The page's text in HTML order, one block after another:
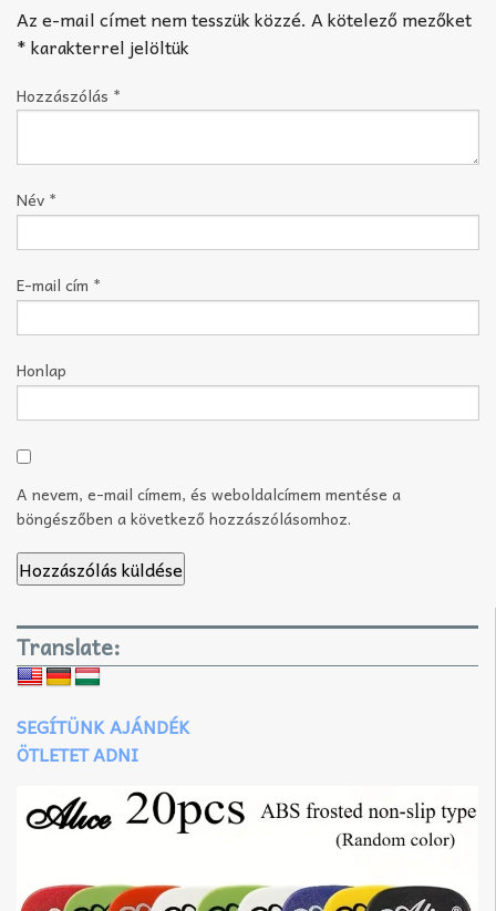
Az e-mail címet nem tesszük közzé. A kötelező mezőket
*karakterrel jelöltük
Hozzászólás *
Név *
E-mail cím *
Honlap
A nevem, e-mail címem, és weboldalcímem mentése a
böngészőben a következő hozzászólásomhoz.
Translate:
SEGÍTÜNK AJÁNDÉK
ÖTLETET ADNI